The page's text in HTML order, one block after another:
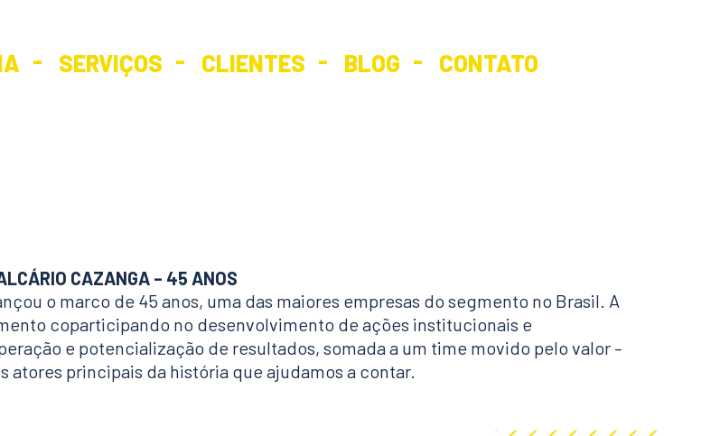
SERVIÇOS CLIENTES BLOG CONTATO
CAZANGA – 45 ANOS
o marco de 45 anos, uma das maiores empresas do segmento no Brasil. A
coparticipando no desenvolvimento de ações institucionais e
e potencialização de resultados, somada a um time movido pelo valor –
atores principais da história que ajudamos a contar.